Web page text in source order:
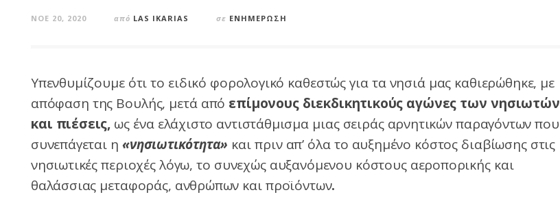
ΝΟΈ 20, 2020 από LAS IKARIAS σε ΕΝΗΜΈΡΩΣΗ
Υπενθυμίζουμε ότι το ειδικό φορολογικό καθεστώς για τα νησιά μας καθιερώθηκε, με
απόφαση της Βουλής, μετά από επίμονους διεκδικητικούς αγώνες των νησιωτών
και πιέσεις, ως ένα ελάχιστο αντιστάθμισμα μιας σειράς αρνητικών παραγόντων που
συνεπάγεται η«νησιωτικότητα» και πριν απ’ όλα το αυξημένο κόστος διαβίωσης στις
νησιωτικές περιοχές λόγω, το συνεχώς αυξανόμενου κόστους αεροπορικής και
θαλάσσιας μεταφοράς, ανθρώπων και προϊόντων.